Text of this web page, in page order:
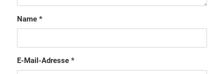
Name *
E-Mail-Adresse *